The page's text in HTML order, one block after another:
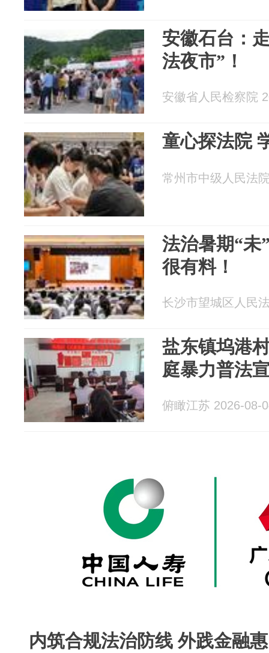
安徽石台：
法夜市”！
安徽省人民检察院
童心探法院
常州市中级人民法
法治暑期“未
很有料！
长沙市望城区人民
盐东镇坞港
庭暴力普法
俯瞰江苏 2026-08-
内筑合规法治防线 外践金融